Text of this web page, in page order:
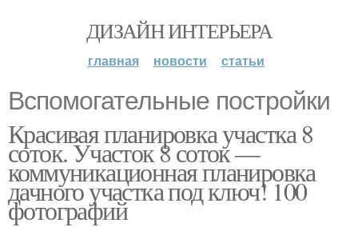
ДИЗАЙН ИНТЕРЬЕРА
главная новости статьи
Вспомогательные постройки
Красивая планировка участка 8
соток. Участок 8 соток —
коммуникационная планировка
дачного участка под ключ! 100
фотографий